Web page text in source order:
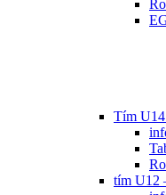
Tím
tím U12